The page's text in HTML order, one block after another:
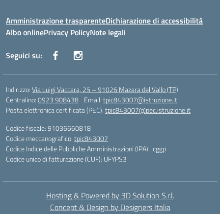
Amministrazione trasparenteDichiarazione di accessibilità
Albo onlinePrivacy PolicyNote legali
Seguici su:
Indirizzo:Via Luigi Vaccara, 25 – 91026 Mazara del Vallo (TP)
Centralino:0923 908438 Email:tpic843007@istruzione.it
Posta elettronica certificata (PEC):tpic843007@pec.istruzione.it
Codice fiscale: 91036660818
Codice meccanografico:tpic843007
Codice Indice delle Pubbliche Amministrazioni (IPA): icggp
Codice unico di fatturazione (CUF): UFYPS3
Hosting & Powered by 3D Solution S.r.l.
Concept & Design by Designers Italia